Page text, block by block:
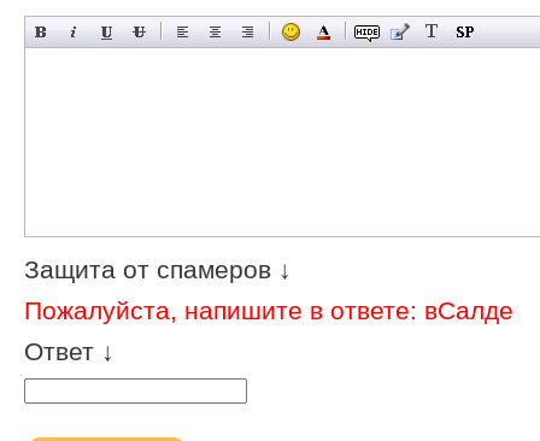
Защита от спамеров ↓
Пожалуйста, напишите в ответе: вСалде
Ответ ↓